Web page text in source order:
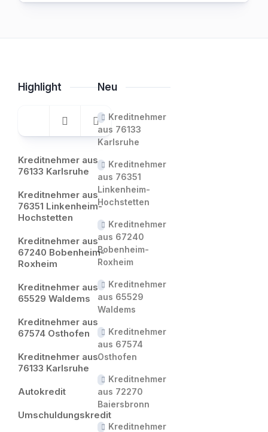
Highlight
Kreditnehmer aus
76133 Karlsruhe
Kreditnehmer aus
76351 Linkenheim-
Hochstetten
Kreditnehmer aus
67240 Bobenheim-
Roxheim
Kreditnehmer aus
65529 Waldems
Kreditnehmer aus
67574 Osthofen
Kreditnehmer aus
76133 Karlsruhe
Autokredit
Umschuldungskredit
Neu
Kreditnehmer
aus 76133
Karlsruhe
Kreditnehmer
aus 76351
Linkenheim-
Hochstetten
Kreditnehmer
aus 67240
Bobenheim-
Roxheim
Kreditnehmer
aus 65529
Waldems
Kreditnehmer
aus 67574
Osthofen
Kreditnehmer
aus 72270
Baiersbronn
Kreditnehmer